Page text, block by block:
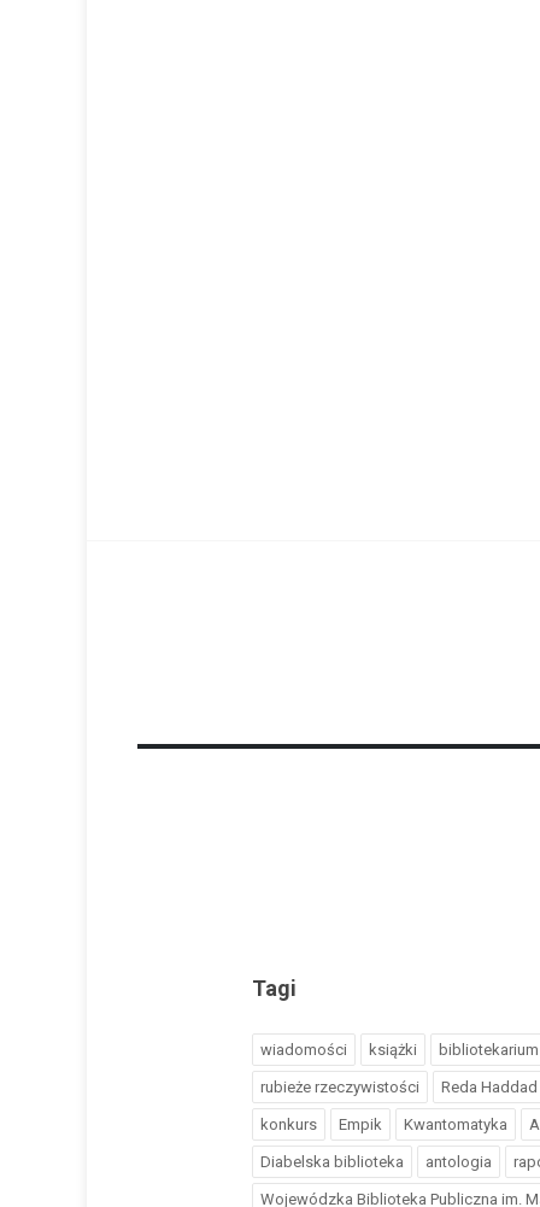
Tagi
wiadomości książki bibliotekarium
rubieże rzeczywistości Reda Haddad
konkurs Empik Kwantomatyka
Diabelska biblioteka antologia
Wojewódzka Biblioteka Publiczna im.